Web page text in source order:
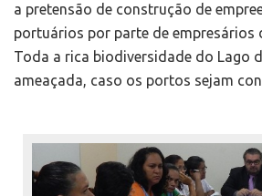
a pretensão de construção de
portuários por parte de empresários
Toda a rica biodiversidade do Lago
ameaçada, caso os portos sejam